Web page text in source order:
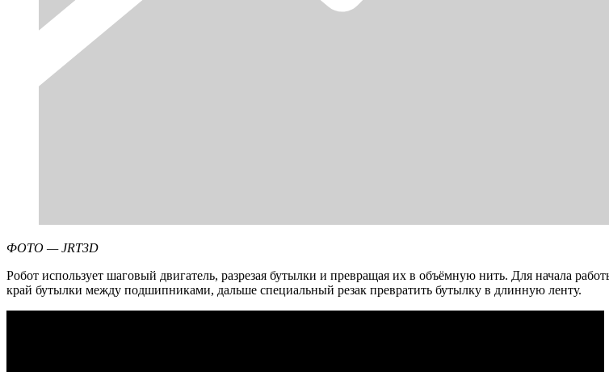
ФОТО — JRT3D
Робот использует шаговый двигатель, разрезая бутылки и превращая их в объёмную нить. Для начала
край бутылки между подшипниками, дальше специальный резак превратить бутылку в длинную ленту.